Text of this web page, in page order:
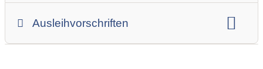
Ausleihvorschriften